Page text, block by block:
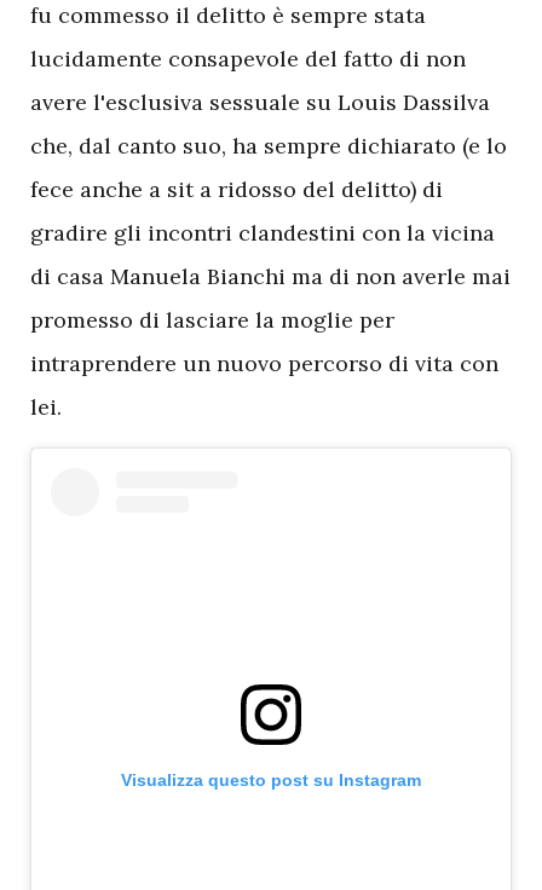
fu commesso il delitto è sempre stata
lucidamente consapevole del fatto di non
avere l'esclusiva sessuale su Louis Dassilva
che, dal canto suo, ha sempre dichiarato (e lo
fece anche a sit a ridosso del delitto) di
gradire gli incontri clandestini con la vicina
di casa Manuela Bianchi ma di non averle mai
promesso di lasciare la moglie per
intraprendere un nuovo percorso di vita con
lei.
Visualizza questo post su Instagram